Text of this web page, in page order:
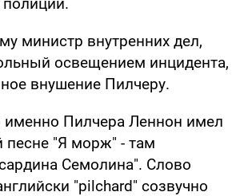
министр внутренних дел,
освещением инцидента,
внушение Пилчеру.
именно Пилчера Леннон имел
песне "Я морж" - там
Семолина". Слово
"pilchard" созвучно